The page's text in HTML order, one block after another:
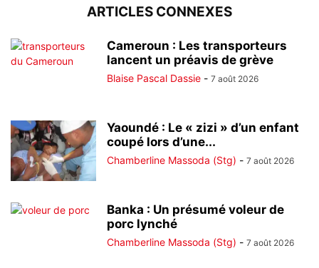
ARTICLES CONNEXES
Cameroun : Les transporteurs
lancent un préavis de grève
Blaise Pascal Dassie - 7 août 2026
Yaoundé : Le « zizi » d’un enfant
coupé lors d’une...
Chamberline Massoda (Stg) - 7 août 2026
Banka : Un présumé voleur de
porc lynché
Chamberline Massoda (Stg) - 7 août 2026